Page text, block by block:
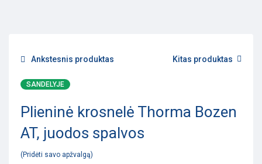
Ankstesnis produktas Kitas produktas
SANDELYJE
Plieninė krosnelė Thorma Bozen
AT, juodos spalvos
Pridėti savo apžvalgą